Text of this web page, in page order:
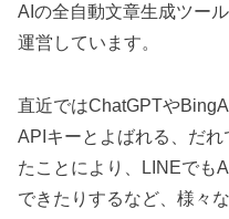
AIの全自動文章生成ツー
運営しています。
直近ではChatGPTや
APIキーとよばれる、だ
たことにより、LINEでも
できたりするなど、様々